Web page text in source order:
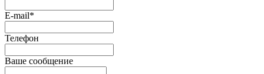
E-mail*
Телефон
Ваше сообщение